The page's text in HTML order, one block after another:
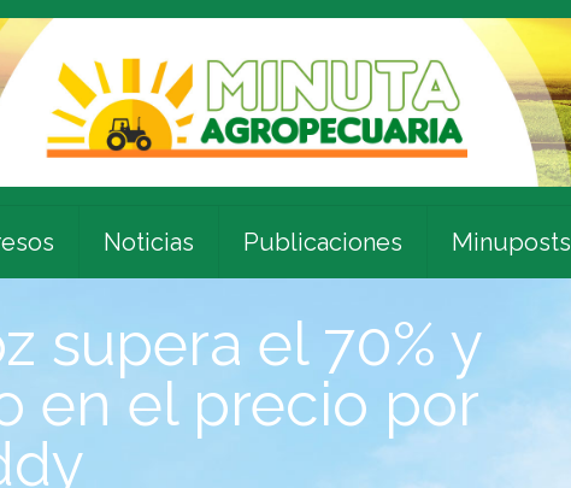
Noticias Publicaciones Minuposts
supera el 70% y
en el precio por